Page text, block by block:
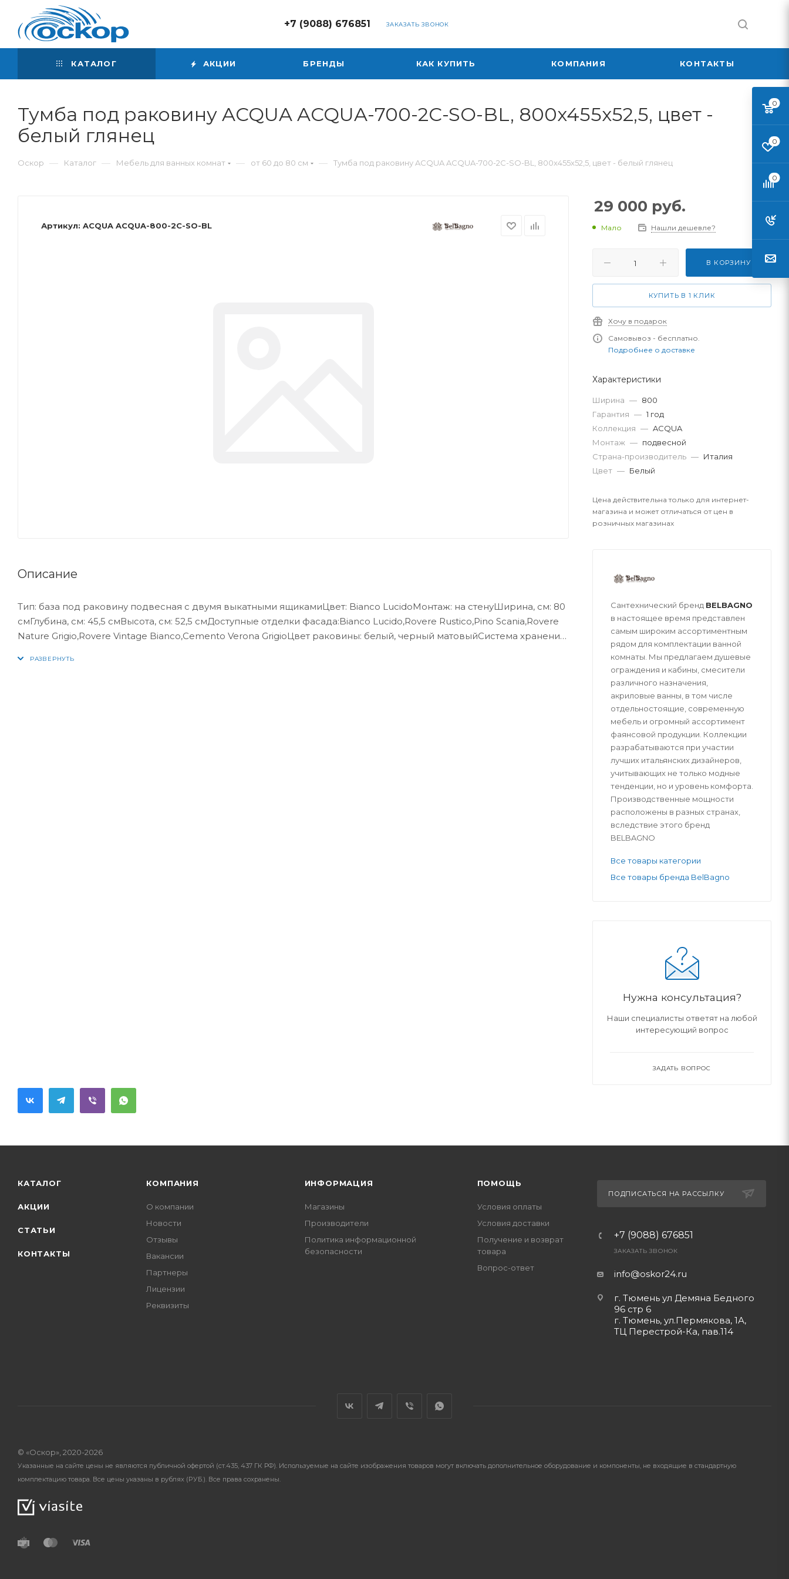
+7 (9088) 676851 ЗАКАЗАТЬ ЗВОНОК
КАТАЛОГ АКЦИИ БРЕНДЫ КАК КУПИТЬ КОМПАНИЯ КОНТАКТЫ
Тумба под раковину ACQUA ACQUA-700-2C-SO-BL, 800x455x52,5, цвет -
белый глянец
Оскор — Каталог — Мебель для ванных комнат — от 60 до 80 см — Тумба под раковину ACQUA ACQUA-700-2C-SO-BL, 800x455x52,5, цвет - белый глянец
Артикул: ACQUA ACQUA-800-2C-SO-BL
Описание
Тип: база под раковину подвесная с двумя выкатными ящикамиЦвет: Bianco LucidoМонтаж: на стенуШирина, см: 80
смГлубина, см: 45,5 смВысота, см: 52,5 смДоступные отделки фасада:Bianco Lucido,Rovere Rustico,Pino Scania,Rovere
Nature Grigio,Rovere Vintage Bianco,Cemento Verona GrigioЦвет раковины: белый, черный матовыйСистема хранения:
29 000 руб.
Мало Нашли дешевле?
В КОРЗИНУ
КУПИТЬ В 1 КЛИК
Хочу в подарок
Самовывоз - бесплатно.
Подробнее о доставке
Характеристики
Ширина — 800
Гарантия — 1 год
Коллекция — ACQUA
Монтаж — подвесной
Страна-производитель — Италия
Цвет — Белый
Цена действительна только для интернет-
магазина и может отличаться от цен в
розничных магазинах
Сантехнический бренд BELBAGNO
в настоящее время представлен
самым широким ассортиментным
рядом для комплектации ванной
комнаты. Мы предлагаем душевые
ограждения и кабины, смесители
различного назначения,
акриловые ванны, в том числе
отдельностоящие, современную
мебель и огромный ассортимент
фаянсовой продукции. Коллекции
разрабатываются при участии
лучших итальянских дизайнеров,
учитывающих не только модные
тенденции, но и уровень комфорта.
Производственные мощности
расположены в разных странах,
вследствие этого бренд
BELBAGNO
Все товары категории
Все товары бренда BelBagno
Нужна консультация?
Наши специалисты ответят на любой
интересующий вопрос
ЗАДАТЬ ВОПРОС
КАТАЛОГ
АКЦИИ
СТАТЬИ
КОНТАКТЫ
КОМПАНИЯ
О компании
Новости
Отзывы
Вакансии
Партнеры
Лицензии
Реквизиты
ИНФОРМАЦИЯ
Магазины
Производители
Политика информационной
безопасности
ПОМОЩЬ
Условия оплаты
Условия доставки
Получение и возврат
товара
Вопрос-ответ
ПОДПИСАТЬСЯ НА РАССЫЛКУ
+7 (9088) 676851
ЗАКАЗАТЬ ЗВОНОК
info@oskor24.ru
г. Тюмень ул Демяна Бедного
96 стр 6
г. Тюмень, ул.Пермякова, 1А,
ТЦ Перестрой-Ка, пав.114
© «Оскор», 2020-2026
Указанные на сайте цены не являются публичной офертой (ст.435, 437 ГК РФ). Используемые на сайте изображения товаров могут включать дополнительное оборудование и компоненты, не входящие в стандартную
комплектацию товара. Все цены указаны в рублях (PУБ.). Все права сохранены.
0
0
0